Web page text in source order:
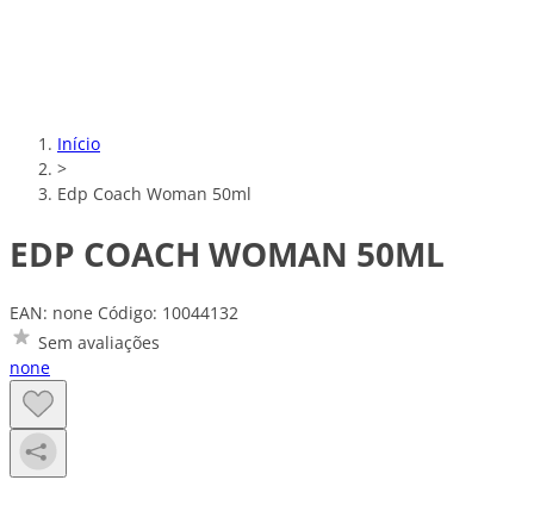
Início
>
Edp Coach Woman 50ml
EDP COACH WOMAN 50ML
EAN: none Código: 10044132
Sem avaliações
none